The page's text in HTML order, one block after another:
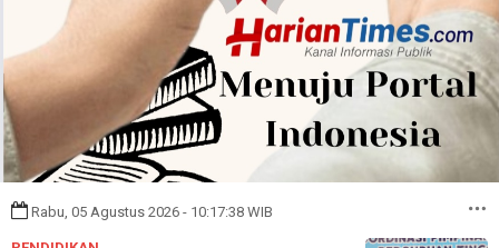
Rabu, 05 Agustus 2026 - 10:17:38 WIB